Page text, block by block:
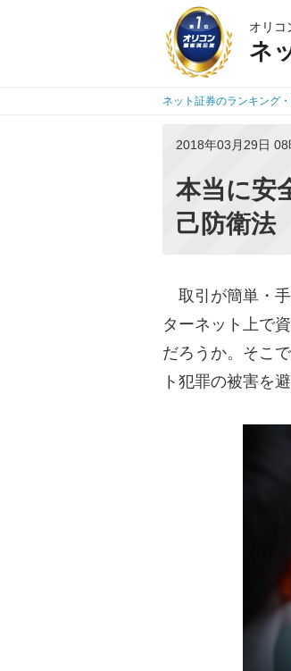
オリコ
ネ
ネット証券のランキング
2018年03月29日
本当に安
己防衛法
取引が簡単・手
ターネット上で
だろうか。そこ
ト犯罪の被害を